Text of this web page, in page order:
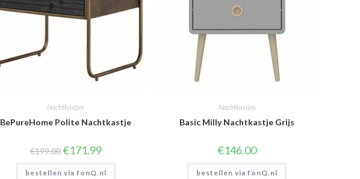
Nachtkastjes
BePureHome Polite Nachtkastje
€199.00Oorspronkelijke
prijs
was:
€199.00.
€171.99Huidige
is:
€171.99.
bestellen via fonQ.nl
Nachtkastjes
Basic Milly Nachtkastje Grijs
€146.00
bestellen via fonQ.nl